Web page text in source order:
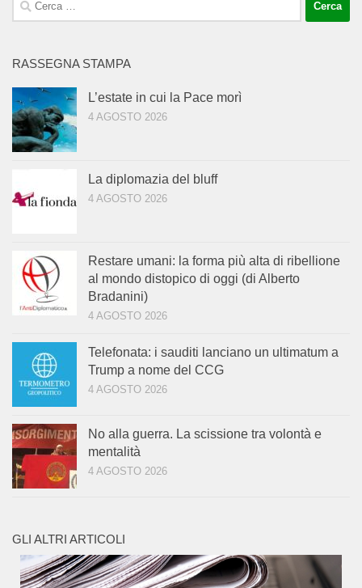
per:
RASSEGNA STAMPA
L’estate in cui la Pace morì
4 AGOSTO 2026
La diplomazia del bluff
4 AGOSTO 2026
Restare umani: la forma più alta di ribellione
al mondo distopico di oggi (di Alberto
Bradanini)
4 AGOSTO 2026
Telefonata: i sauditi lanciano un ultimatum a
Trump a nome del CCG
4 AGOSTO 2026
No alla guerra. La scissione tra volontà e
mentalità
4 AGOSTO 2026
GLI ALTRI ARTICOLI